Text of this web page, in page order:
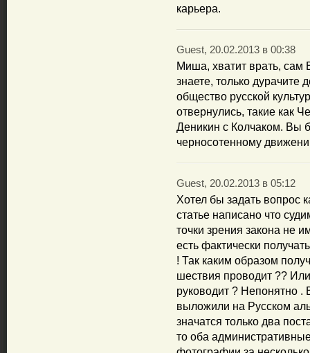
карьера.
Guest, 20.02.2013 в 00:38
Миша, хватит врать, сам
знаете, только
общество русской
отвернулись, такие как
Деникин с Колчаком. Вы
черносотенному
Guest, 20.02.2013 в 05:12
Хотел бы задать вопрос
статье написано что
точки зрения закона не
есть фактически
! Так каким образом
шествия проводит ??
руководит ? Непонятно
выложили на Русском
значатся только два
то оба